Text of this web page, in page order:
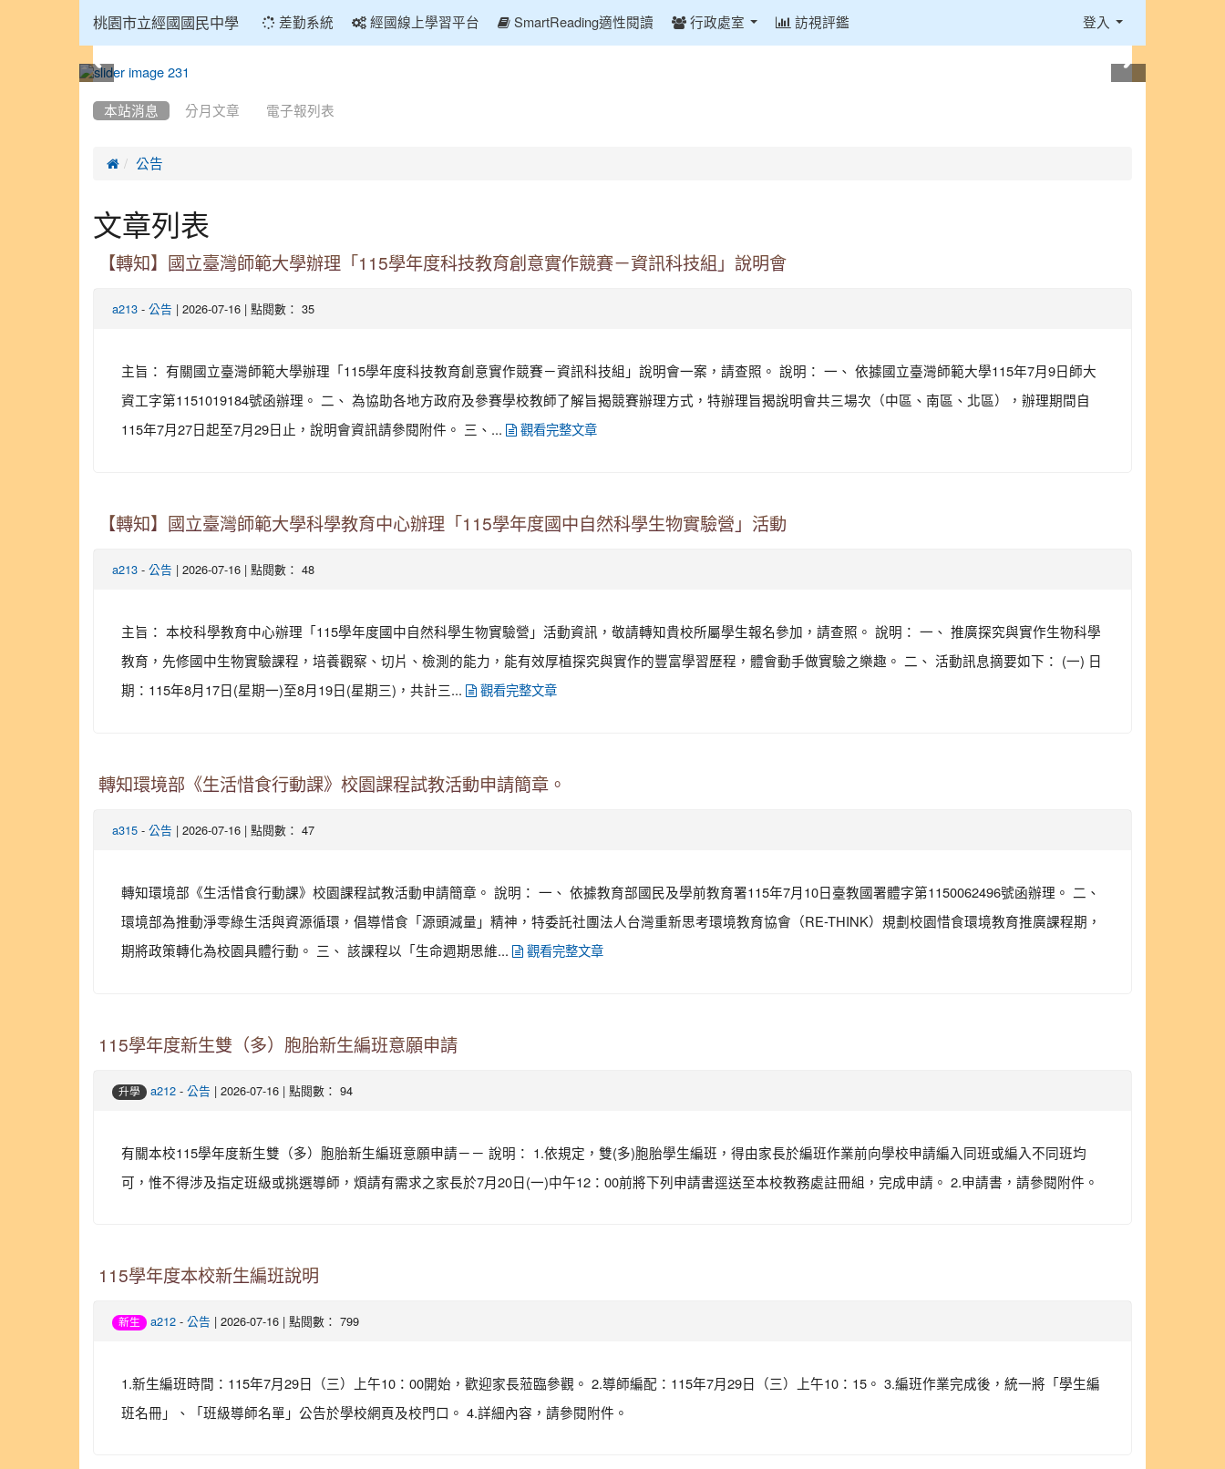
桃園市立經國國民中學 差勤系統 經國線上學習平台 SmartReading適性閱讀 行政處室 訪視評鑑 登入
本站消息 分月文章 電子報列表
 公告
文章列表
【轉知】國立臺灣師範大學辦理「115學年度科技教育創意實作競賽－資訊科技組」說明會
a213 - 公告 | 2026-07-16 | 點閱數： 35
主旨： 有關國立臺灣師範大學辦理「115學年度科技教育創意實作競賽－資訊科技組」說明會一案，請查照。 說明： 一、 依據國立臺灣師範大學115年7月9日師大
資工字第1151019184號函辦理。 二、 為協助各地方政府及參賽學校教師了解旨揭競賽辦理方式，特辦理旨揭說明會共三場次（中區、南區、北區），辦理期間自
115年7月27日起至7月29日止，說明會資訊請參閱附件。 三、...
觀看完整文章
【轉知】國立臺灣師範大學科學教育中心辦理「115學年度國中自然科學生物實驗營」活動
a213 - 公告 | 2026-07-16 | 點閱數： 48
主旨： 本校科學教育中心辦理「115學年度國中自然科學生物實驗營」活動資訊，敬請轉知貴校所屬學生報名參加，請查照。 說明： 一、 推廣探究與實作生物科學
教育，先修國中生物實驗課程，培養觀察、切片、檢測的能力，能有效厚植探究與實作的豐富學習歷程，體會動手做實驗之樂趣。 二、 活動訊息摘要如下： (一) 日
期：115年8月17日(星期一)至8月19日(星期三)，共計三...
觀看完整文章
轉知環境部《生活惜食行動課》校園課程試教活動申請簡章。
a315 - 公告 | 2026-07-16 | 點閱數： 47
轉知環境部《生活惜食行動課》校園課程試教活動申請簡章。 說明： 一、 依據教育部國民及學前教育署115年7月10日臺教國署體字第1150062496號函辦理。 二、
環境部為推動淨零綠生活與資源循環，倡導惜食「源頭減量」精神，特委託社團法人台灣重新思考環境教育協會（RE-THINK）規劃校園惜食環境教育推廣課程期，
期將政策轉化為校園具體行動。 三、 該課程以「生命週期思維...
觀看完整文章
115學年度新生雙（多）胞胎新生編班意願申請
升學 a212 - 公告 | 2026-07-16 | 點閱數： 94
有關本校115學年度新生雙（多）胞胎新生編班意願申請－－ 說明： 1.依規定，雙(多)胞胎學生編班，得由家長於編班作業前向學校申請編入同班或編入不同班均
可，惟不得涉及指定班級或挑選導師，煩請有需求之家長於7月20日(一)中午12：00前將下列申請書逕送至本校教務處註冊組，完成申請。 2.申請書，請參閱附件。
115學年度本校新生編班說明
新生 a212 - 公告 | 2026-07-16 | 點閱數： 799
1.新生編班時間：115年7月29日（三）上午10：00開始，歡迎家長蒞臨參觀。 2.導師編配：115年7月29日（三）上午10：15。 3.編班作業完成後，統一將「學生編
班名冊」、「班級導師名單」公告於學校網頁及校門口。 4.詳細內容，請參閱附件。